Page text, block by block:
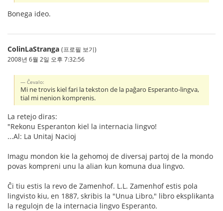
Bonega ideo.
ColinLaStranga (프로필 보기)
2008년 6월 2일 오후 7:32:56
Ĉevalo:
Mi ne trovis kiel fari la tekston de la paĝaro Esperanto-lingva,
tial mi nenion komprenis.
La retejo diras:
"Rekonu Esperanton kiel la internacia lingvo!
...Al: La Unitaj Nacioj
Imagu mondon kie la gehomoj de diversaj partoj de la mondo
povas kompreni unu la alian kun komuna dua lingvo.
Ĉi tiu estis la revo de Zamenhof. L.L. Zamenhof estis pola
lingvisto kiu, en 1887, skribis la "Unua Libro," libro eksplikanta
la regulojn de la internacia lingvo Esperanto.